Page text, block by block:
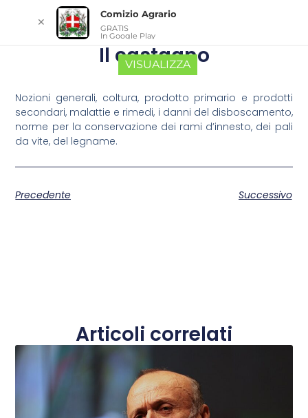
Il castagno
Nozioni generali, coltura, prodotto primario e prodotti
secondari, malattie e rimedi, i danni del disboscamento,
norme per la conservazione dei rami d’innesto, dei pali
da vite, del legname.
Precedente Successivo
Articoli correlati
✕
Comizio Agrario
GRATIS
In Google Play
VISUALIZZA